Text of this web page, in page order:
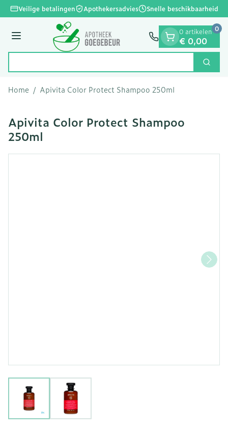
Ga naar de inhoud
1 van 1
Veilige betalingen Apothekersadvies Snelle beschikbaarheid
Menu
Zoek
0 artikelen
€ 0,00
0
Home / Apivita Color Protect Shampoo 250ml
Apivita Color Protect Shampoo
250ml
View larger imageView larger image